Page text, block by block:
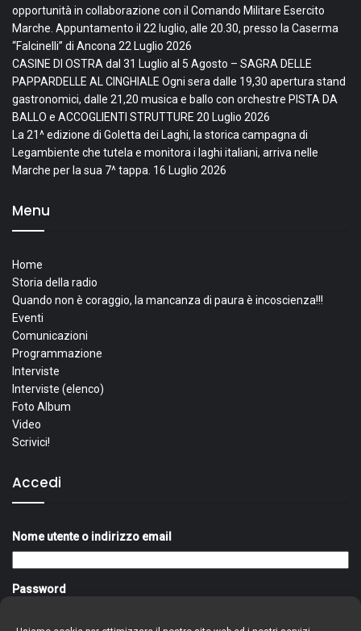
opportunità in collaborazione con il Comando Militare Esercito
Marche. Appuntamento il 22 luglio, alle 20.30, presso la Caserma
“Falcinelli” di Ancona 22 Luglio 2026
CASINE DI OSTRA dal 31 Luglio al 5 Agosto – SAGRA DELLE
PAPPARDELLE AL CINGHIALE Ogni sera dalle 19,30 apertura stand
gastronomici, dalle 21,20 musica e ballo con orchestre PISTA DA
BALLO e ACCOGLIENTI STRUTTURE 20 Luglio 2026
La 21^ edizione di Goletta dei Laghi, la storica campagna di
Legambiente che tutela e monitora i laghi italiani, arriva nelle
Marche per la sua 7^ tappa. 16 Luglio 2026
Menu
Home
Storia della radio
Quando non è coraggio, la mancanza di paura è incoscienza!!!
Eventi
Comunicazioni
Programmazione
Interviste
Interviste (elenco)
Foto Album
Video
Scrivici!
Accedi
Nome utente o indirizzo email
Password